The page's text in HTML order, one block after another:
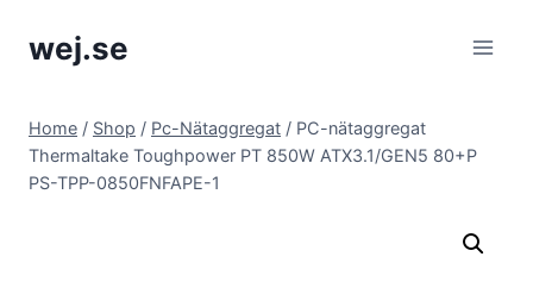
wej.se
Home / Shop / Pc-Nätaggregat / PC-nätaggregat
Thermaltake Toughpower PT 850W ATX3.1/GEN5 80+P
PS-TPP-0850FNFAPE-1